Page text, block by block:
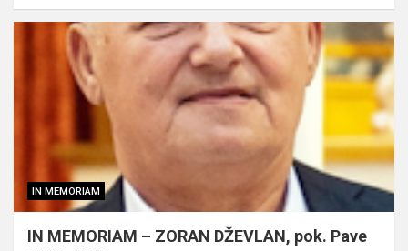
IN MEMORIAM
IN MEMORIAM – ZORAN DŽEVLAN, pok. Pave